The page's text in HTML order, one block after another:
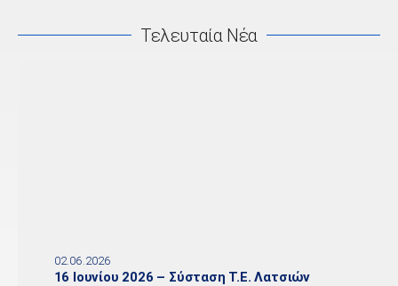
Τελευταία Νέα
02.06.2026
16 Ιουνίου 2026 – Σύσταση Τ.Ε. Λατσιών